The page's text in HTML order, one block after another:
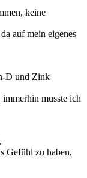
keine
auf mein eigenes
D und Zink
musste ich
Gefühl zu haben,